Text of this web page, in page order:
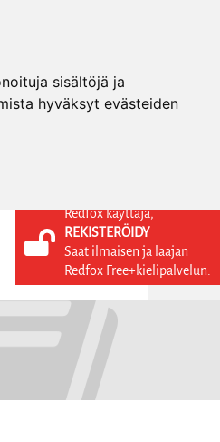
sisältöjä ja
hyväksyt evästeiden
KIRJAUDU SISÄÄN
REKISTERÖIDY
Redfox käyttäjä,
REKISTERÖIDY
Saat ilmaisen ja laajan
Redfox Free+kielipalvelun.